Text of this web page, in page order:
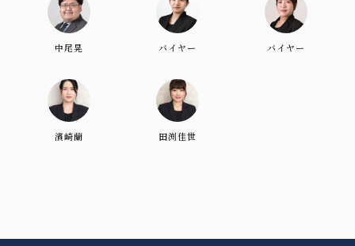
中尾晃 バイヤー バイヤー
濱崎蘭 田渕佳世